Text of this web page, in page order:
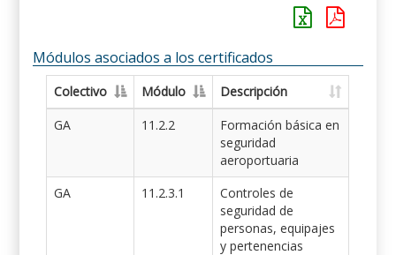
Módulos asociados a los certificados
Colectivo Módulo
Descripción
GA
11.2.2
Formación básica en
seguridad
aeroportuaria
GA
11.2.3.1
Controles de
seguridad de
personas, equipajes
y pertenencias